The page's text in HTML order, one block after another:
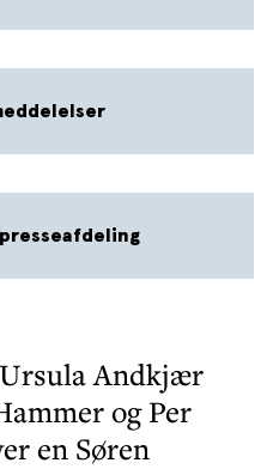
Andkjær
og Per
en Søren